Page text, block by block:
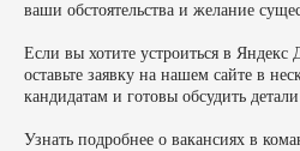
ваши обстоятельства и желание
Если вы хотите устроиться в Яндекс
оставьте заявку на нашем сайте в
кандидатам и готовы обсудить
Узнать подробнее о вакансиях в